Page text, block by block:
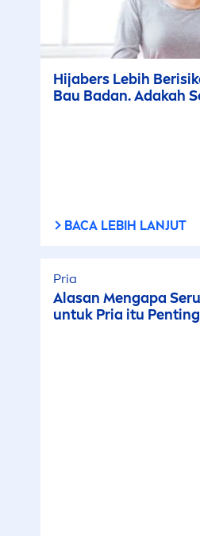
Hijabers Lebih
Bau Badan. Adakah
BACA LEBIH LANJUT
Pria
Alasan Mengapa
untuk Pria itu Penting